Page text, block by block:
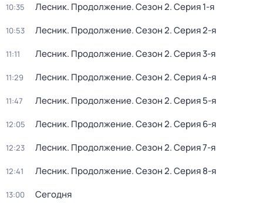
10:35 Лесник. Продолжение. Сезон 2. Серия 1-я
10:53 Лесник. Продолжение. Сезон 2. Серия 2-я
11:11 Лесник. Продолжение. Сезон 2. Серия 3-я
11:29 Лесник. Продолжение. Сезон 2. Серия 4-я
11:47 Лесник. Продолжение. Сезон 2. Серия 5-я
12:05 Лесник. Продолжение. Сезон 2. Серия 6-я
12:23 Лесник. Продолжение. Сезон 2. Серия 7-я
12:41 Лесник. Продолжение. Сезон 2. Серия 8-я
13:00 Сегодня